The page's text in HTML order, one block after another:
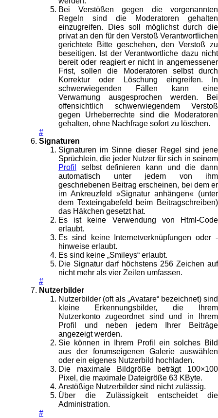
Bei Verstößen gegen die vorgenannten
Regeln sind die Moderatoren gehalten
einzugreifen. Dies soll möglichst durch die
privat an den für den Verstoß Verantwortlichen
gerichtete Bitte geschehen, den Verstoß zu
beseitigen. Ist der Verantwortliche dazu nicht
bereit oder reagiert er nicht in angemessener
Frist, sollen die Moderatoren selbst durch
Korrektur oder Löschung eingreifen. In
schwerwiegenden Fällen kann eine
Verwarnung ausgesprochen werden. Bei
offensichtlich schwerwiegendem Verstoß
gegen Urheberrechte sind die Moderatoren
gehalten, ohne Nachfrage sofort zu löschen.
#
Signaturen
Signaturen im Sinne dieser Regel sind jene
Sprüchlein, die jeder Nutzer für sich in seinem
Profil
selbst definieren kann und die dann
automatisch unter jedem von ihm
geschriebenen Beitrag erscheinen, bei dem er
im Ankreuzfeld »Signatur anhängen« (unter
dem Texteingabefeld beim Beitragschreiben)
das Häkchen gesetzt hat.
Es ist keine Verwendung von Html-Code
erlaubt.
Es sind keine Internetverknüpfungen oder -
hinweise erlaubt.
Es sind keine „Smileys“ erlaubt.
Die Signatur darf höchstens 256 Zeichen auf
nicht mehr als vier Zeilen umfassen.
#
Nutzerbilder
Nutzerbilder (oft als „Avatare“ bezeichnet) sind
kleine Erkennungsbilder, die Ihrem
Nutzerkonto zugeordnet sind und in Ihrem
Profil und neben jedem Ihrer Beiträge
angezeigt werden.
Sie können in Ihrem Profil ein solches Bild
aus der forumseigenen Galerie auswählen
oder ein eigenes Nutzerbild hochladen.
Die maximale Bildgröße beträgt 100×100
Pixel, die maximale Dateigröße 63 KByte.
Anstößige Nutzerbilder sind nicht zulässig.
Über die Zulässigkeit entscheidet die
Administration.
#